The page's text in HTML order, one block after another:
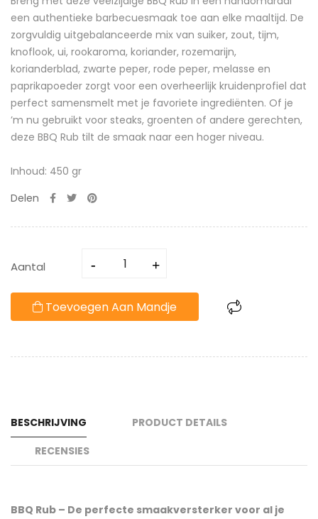
een authentieke barbecuesmaak toe aan elke maaltijd. De
zorgvuldig uitgebalanceerde mix van suiker, zout, tijm,
knoflook, ui, rookaroma, koriander, rozemarijn,
korianderblad, zwarte peper, rode peper, melasse en
paprikapoeder zorgt voor een overheerlijk kruidenprofiel dat
perfect samensmelt met je favoriete ingrediënten. Of je
’m nu gebruikt voor steaks, groenten of andere gerechten,
deze BBQ Rub tilt de smaak naar een hoger niveau.
Inhoud: 450 gr
Delen
Aantal
Toevoegen Aan Mandje
BESCHRIJVING
PRODUCT DETAILS
RECENSIES
BBQ Rub – De perfecte smaakversterker voor al je